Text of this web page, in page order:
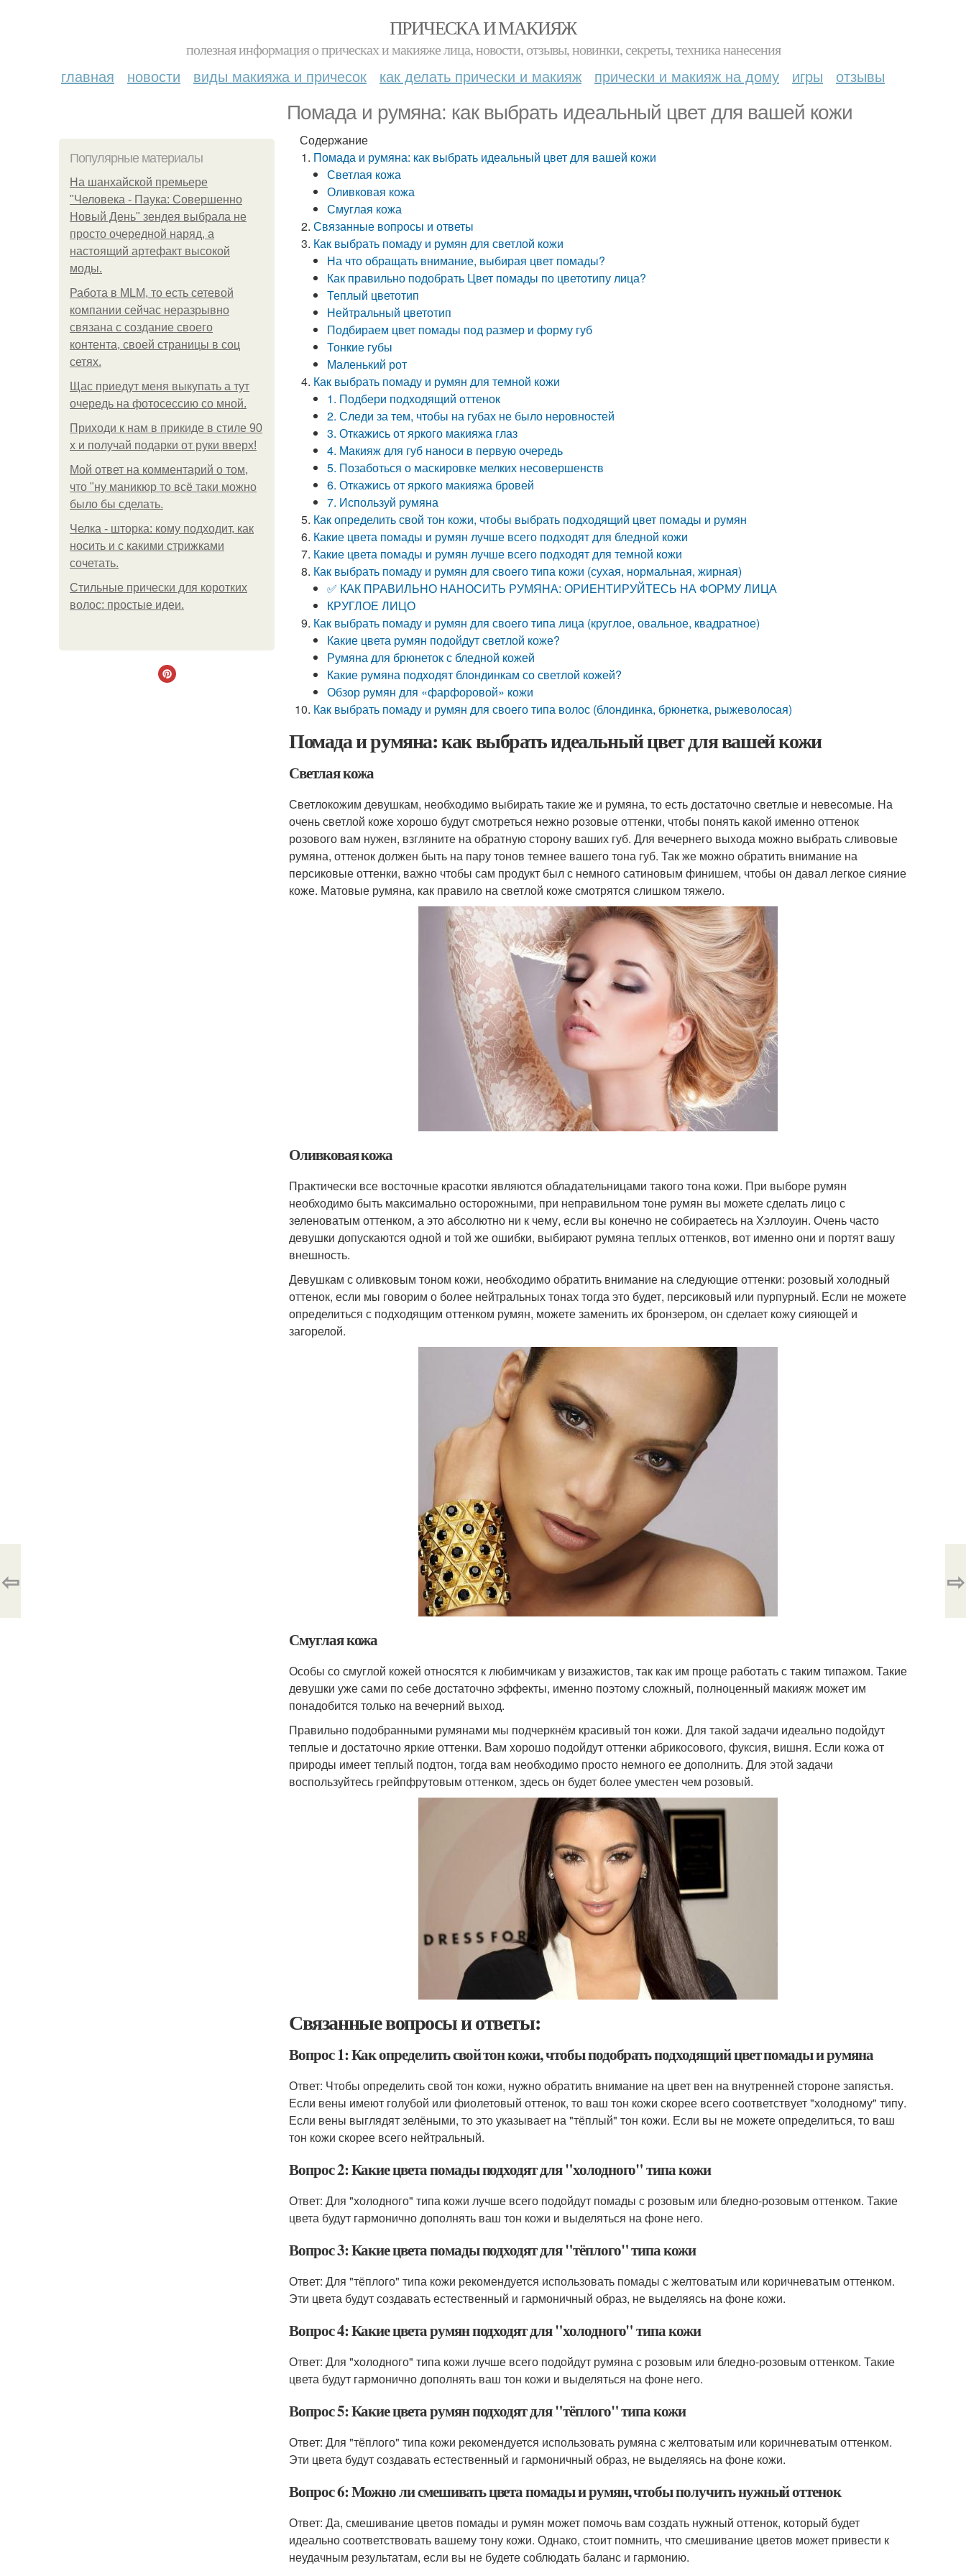
ПРИЧЕСКА И МАКИЯЖ
полезная информация о прическах и макияже лица, новости, отзывы, новинки, секреты, техника нанесения
главная новости виды макияжа и причесок как делать прически и макияж прически и макияж на дому игры отзывы
Помада и румяна: как выбрать идеальный цвет для вашей кожи
Популярные материалы
На шанхайской премьере
"Человека - Паука: Совершенно
Новый День" зендея выбрала не
просто очередной наряд, а
настоящий артефакт высокой
моды.
Работа в MLM, то есть сетевой
компании сейчас неразрывно
связана с создание своего
контента, своей страницы в соц
сетях.
Щас приедут меня выкупать а тут
очередь на фотосессию со мной.
Приходи к нам в прикиде в стиле 90
х и получай подарки от руки вверх!
Мой ответ на комментарий о том,
что "ну маникюр то всё таки можно
было бы сделать.
Челка - шторка: кому подходит, как
носить и с какими стрижками
сочетать.
Стильные прически для коротких
волос: простые идеи.
Содержание
Помада и румяна: как выбрать идеальный цвет для вашей кожи
Светлая кожа
Оливковая кожа
Смуглая кожа
Связанные вопросы и ответы
Как выбрать помаду и румян для светлой кожи
На что обращать внимание, выбирая цвет помады?
Как правильно подобрать Цвет помады по цветотипу лица?
Теплый цветотип
Нейтральный цветотип
Подбираем цвет помады под размер и форму губ
Тонкие губы
Маленький рот
Как выбрать помаду и румян для темной кожи
1. Подбери подходящий оттенок
2. Следи за тем, чтобы на губах не было неровностей
3. Откажись от яркого макияжа глаз
4. Макияж для губ наноси в первую очередь
5. Позаботься о маскировке мелких несовершенств
6. Откажись от яркого макияжа бровей
7. Используй румяна
Как определить свой тон кожи, чтобы выбрать подходящий цвет помады и румян
Какие цвета помады и румян лучше всего подходят для бледной кожи
Какие цвета помады и румян лучше всего подходят для темной кожи
Как выбрать помаду и румян для своего типа кожи (сухая, нормальная, жирная)
✅ КАК ПРАВИЛЬНО НАНОСИТЬ РУМЯНА: ОРИЕНТИРУЙТЕСЬ НА ФОРМУ ЛИЦА
КРУГЛОЕ ЛИЦО
Как выбрать помаду и румян для своего типа лица (круглое, овальное, квадратное)
Какие цвета румян подойдут светлой коже?
Румяна для брюнеток с бледной кожей
Какие румяна подходят блондинкам со светлой кожей?
Обзор румян для «фарфоровой» кожи
Как выбрать помаду и румян для своего типа волос (блондинка, брюнетка, рыжеволосая)
Помада и румяна: как выбрать идеальный цвет для вашей кожи
Светлая кожа
Светлокожим девушкам, необходимо выбирать такие же и румяна, то есть достаточно светлые и невесомые. На
очень светлой коже хорошо будут смотреться нежно розовые оттенки, чтобы понять какой именно оттенок
розового вам нужен, взгляните на обратную сторону ваших губ. Для вечернего выхода можно выбрать сливовые
румяна, оттенок должен быть на пару тонов темнее вашего тона губ. Так же можно обратить внимание на
персиковые оттенки, важно чтобы сам продукт был с немного сатиновым финишем, чтобы он давал легкое сияние
коже. Матовые румяна, как правило на светлой коже смотрятся слишком тяжело.
Оливковая кожа
Практически все восточные красотки являются обладательницами такого тона кожи. При выборе румян
необходимо быть максимально осторожными, при неправильном тоне румян вы можете сделать лицо с
зеленоватым оттенком, а это абсолютно ни к чему, если вы конечно не собираетесь на Хэллоуин. Очень часто
девушки допускаются одной и той же ошибки, выбирают румяна теплых оттенков, вот именно они и портят вашу
внешность.
Девушкам с оливковым тоном кожи, необходимо обратить внимание на следующие оттенки: розовый холодный
оттенок, если мы говорим о более нейтральных тонах тогда это будет, персиковый или пурпурный. Если не можете
определиться с подходящим оттенком румян, можете заменить их бронзером, он сделает кожу сияющей и
загорелой.
Смуглая кожа
Особы со смуглой кожей относятся к любимчикам у визажистов, так как им проще работать с таким типажом. Такие
девушки уже сами по себе достаточно эффекты, именно поэтому сложный, полноценный макияж может им
понадобится только на вечерний выход.
Правильно подобранными румянами мы подчеркнём красивый тон кожи. Для такой задачи идеально подойдут
теплые и достаточно яркие оттенки. Вам хорошо подойдут оттенки абрикосового, фуксия, вишня. Если кожа от
природы имеет теплый подтон, тогда вам необходимо просто немного ее дополнить. Для этой задачи
воспользуйтесь грейпфрутовым оттенком, здесь он будет более уместен чем розовый.
Связанные вопросы и ответы:
Вопрос 1: Как определить свой тон кожи, чтобы подобрать подходящий цвет помады и румяна
Ответ: Чтобы определить свой тон кожи, нужно обратить внимание на цвет вен на внутренней стороне запястья.
Если вены имеют голубой или фиолетовый оттенок, то ваш тон кожи скорее всего соответствует "холодному" типу.
Если вены выглядят зелёными, то это указывает на "тёплый" тон кожи. Если вы не можете определиться, то ваш
тон кожи скорее всего нейтральный.
Вопрос 2: Какие цвета помады подходят для "холодного" типа кожи
Ответ: Для "холодного" типа кожи лучше всего подойдут помады с розовым или бледно-розовым оттенком. Такие
цвета будут гармонично дополнять ваш тон кожи и выделяться на фоне него.
Вопрос 3: Какие цвета помады подходят для "тёплого" типа кожи
Ответ: Для "тёплого" типа кожи рекомендуется использовать помады с желтоватым или коричневатым оттенком.
Эти цвета будут создавать естественный и гармоничный образ, не выделяясь на фоне кожи.
Вопрос 4: Какие цвета румян подходят для "холодного" типа кожи
Ответ: Для "холодного" типа кожи лучше всего подойдут румяна с розовым или бледно-розовым оттенком. Такие
цвета будут гармонично дополнять ваш тон кожи и выделяться на фоне него.
Вопрос 5: Какие цвета румян подходят для "тёплого" типа кожи
Ответ: Для "тёплого" типа кожи рекомендуется использовать румяна с желтоватым или коричневатым оттенком.
Эти цвета будут создавать естественный и гармоничный образ, не выделяясь на фоне кожи.
Вопрос 6: Можно ли смешивать цвета помады и румян, чтобы получить нужный оттенок
Ответ: Да, смешивание цветов помады и румян может помочь вам создать нужный оттенок, который будет
идеально соответствовать вашему тону кожи. Однако, стоит помнить, что смешивание цветов может привести к
неудачным результатам, если вы не будете соблюдать баланс и гармонию.
⇦ ⇨